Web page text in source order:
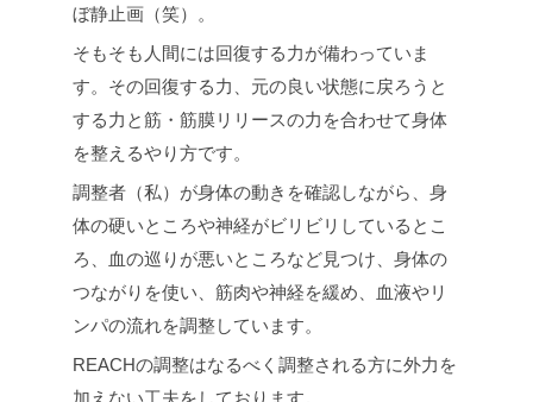
ぼ静止画（笑）。
そもそも人間には回復する力が備わっていま
す。その回復する力、元の良い状態に戻ろうと
する力と筋・筋膜リリースの力を合わせて身体
を整えるやり方です。
調整者（私）が身体の動きを確認しながら、身
体の硬いところや神経がビリビリしているとこ
ろ、血の巡りが悪いところなど見つけ、身体の
つながりを使い、筋肉や神経を緩め、血液やリ
ンパの流れを調整しています。
REACHの調整はなるべく調整される方に外力を
加えない工夫をしております。